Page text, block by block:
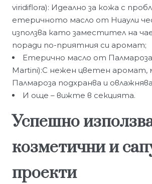
viridiflora): Идеално за кожа с
етеричното масло от Ниаули
използва като заместител на
поради по-приятния си аромат;
Етерично масло от
Martini):С нежен цветен
Палмароза подхранва и
И още – вижте в секцията.
Успешно
козметични и
проекти